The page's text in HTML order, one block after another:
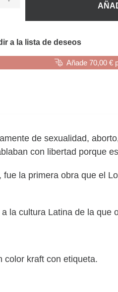
a la lista de deseos
Añade 70,00 €
de sexualidad,
con libertad porque
la primera obra que el
la cultura Latina de la que
color kraft con etiqueta.